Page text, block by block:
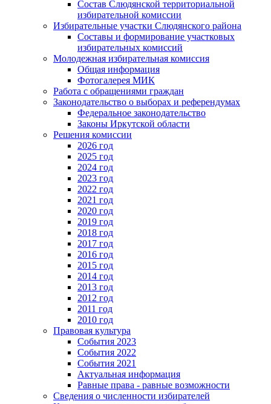
Состав Слюдянской территориальной
избирательной комиссии
Избирательные участки Слюдянского района
Составы и формирование участковых
избирательных комиссий
Молодежная избирательная комиссия
Общая информация
Фотогалерея МИК
Работа с обращениями граждан
Законодательство о выборах и референдумах
Федеральное законодательство
Законы Иркутской области
Решения комиссии
2026 год
2025 год
2024 год
2023 год
2022 год
2021 год
2020 год
2019 год
2018 год
2017 год
2016 год
2015 год
2014 год
2013 год
2012 год
2011 год
2010 год
Правовая культура
События 2023
События 2022
События 2021
Актуальная информация
Равные права - равные возможности
Сведения о численности избирателей